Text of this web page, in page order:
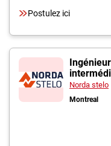
Postulez ici
Norda stelo
Montreal